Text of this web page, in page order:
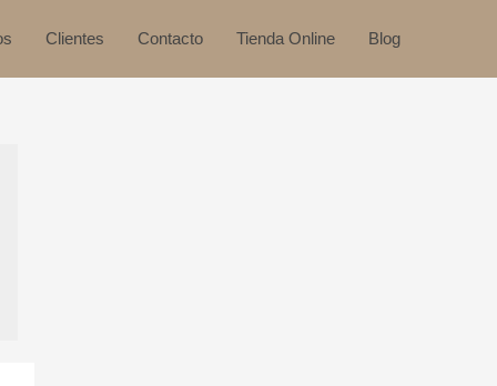
Clientes Contacto Tienda Online Blog